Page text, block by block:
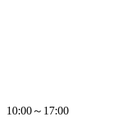
～17:00